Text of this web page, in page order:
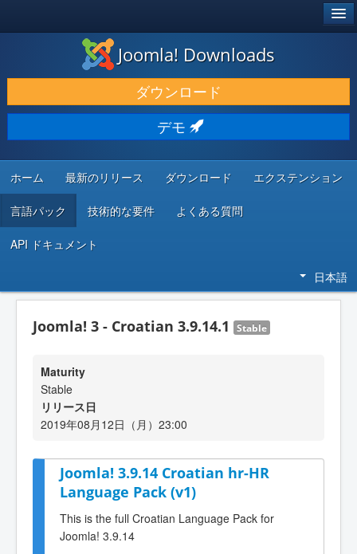
ダウンロードと機能拡張
発見と学び
コミュニティとサポート
開発者向けリソース
Joomla! Downloads
ダウンロード
デモ
ホーム 最新のリリース ダウンロード エクステンション
言語パック 技術的な要件 よくある質問
API ドキュメント
日本語
Joomla! 3 - Croatian 3.9.14.1 Stable
Maturity
Stable
リリース日
2019年08月12日（月）23:00
Joomla! 3.9.14 Croatian hr-HR
Language Pack (v1)
This is the full Croatian Language Pack for
Joomla! 3.9.14